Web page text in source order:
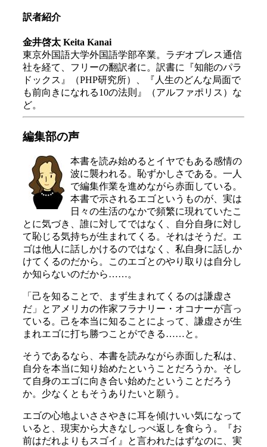
訳者紹介
金井啓太 Keita Kanai
東京外国語大学外国語学部卒業。ラヂオプレス通信
社を経て、フリーの翻訳者に。訳書に『知能のパラ
ドックス』（PHP研究所）、『人生のどんな局面で
も前向きになれる10の法則』（アルファポリス）な
ど。
編集部の声
本書を読み始めるとイヤでもある感情の
波に襲われる。恥ずかしさである。一人
で編集作業を進めながら赤面している。
本書で示されるエゴというものが、実は
日々の生活のなかで頻繁に現れていたこ
とに気づき、誰に対してではなく、自分自身に対し
て恥じる気持ちが生まれてくる。それはそうだ。エ
ゴは他人に話しかけるのではなく、私自身に話しか
けてくるのだから。このエゴとのやり取りは自分し
か知らないのだから……。
「己を知ることで、まず生まれてくるのは謙虚さ
だ」とアメリカの作家フラナリー・オコナーが言っ
ている。己を本当に知ることによって、謙虚さが生
まれエゴに打ち勝つことができる……と。
そうであるなら、本書を読みながら赤面した私は、
自分を本当に知り始めたということだろうか。そし
て自身のエゴに向き合い始めたということだろう
か。少なくともそうありたいと願う。
エゴの心地よいささやきに耳を傾けいい気になって
いると、現実から大きなしっぺ返しを食らう。『お
前はだれよりもスゴイ』と言われたはずなのに、実